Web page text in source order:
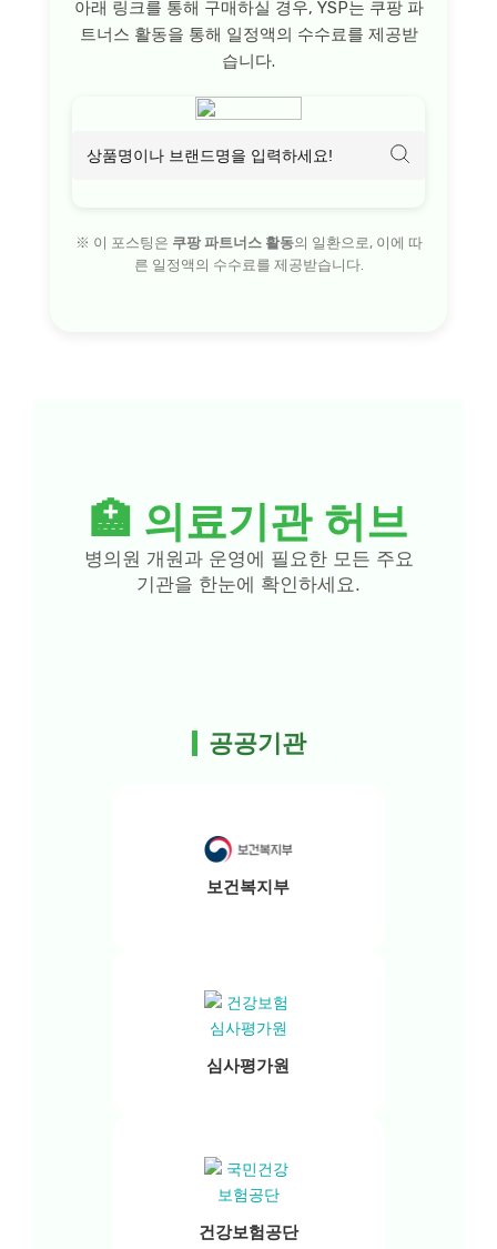
아래 링크를 통해 구매하실 경우, YSP는 쿠팡 파
트너스 활동을 통해 일정액의 수수료를 제공받
습니다.
※ 이 포스팅은 쿠팡 파트너스 활동의 일환으로, 이에 따
른 일정액의 수수료를 제공받습니다.
🏥 의료기관 허브
병의원 개원과 운영에 필요한 모든 주요
기관을 한눈에 확인하세요.
공공기관
보건복지부
심사평가원
건강보험공단